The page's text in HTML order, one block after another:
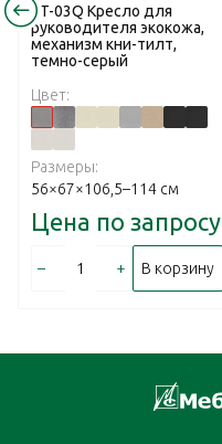
RT-03Q Кресло для
руководителя экокожа,
механизм кни-тилт,
темно-серый
Цвет:
Размеры:
56×67×106,5–114 см
Цена по запросу
– + В корзину